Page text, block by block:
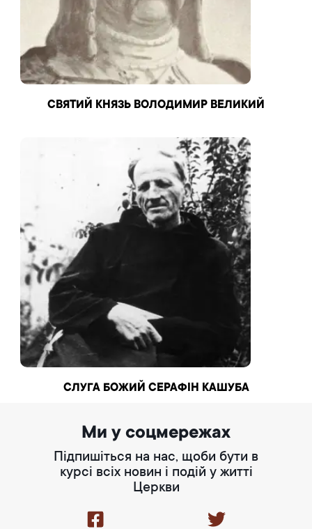
СВЯТИЙ КНЯЗЬ ВОЛОДИМИР ВЕЛИКИЙ
СЛУГА БОЖИЙ СЕРАФІН КАШУБА
Ми у соцмережах
Підпишіться на нас, щоби бути в
курсі всіх новин і подій у житті
Церкви